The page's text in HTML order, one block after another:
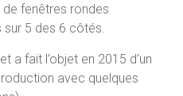
de fenêtres rondes
5 des 6 côtés.
a fait l’objet en 2015 d’un
avec quelques